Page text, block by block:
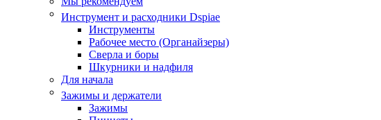
Инструмент и расходники Dspiae
Инструменты
Рабочее место (Органайзеры)
Сверла и боры
Шкурники и надфиля
Для начала
Зажимы и держатели
Зажимы